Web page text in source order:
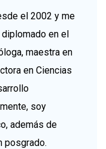
el 2002 y me
en el
maestra en
en Ciencias
soy
además de
posgrado.